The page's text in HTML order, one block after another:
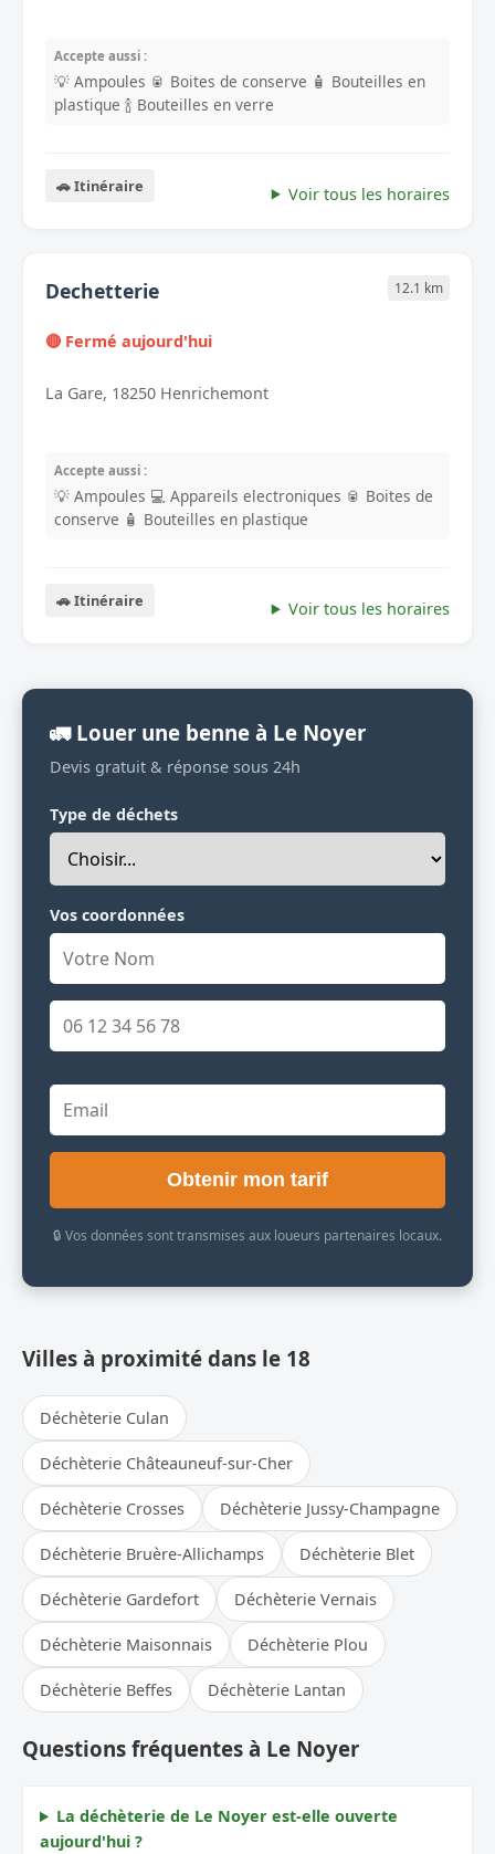
Accepte aussi :
💡 Ampoules 🥫 Boites de conserve 🧴 Bouteilles en
plastique 🍾 Bouteilles en verre
🚗 Itinéraire Voir tous les horaires
Dechetterie 12.1 km
🔴 Fermé aujourd'hui
La Gare, 18250 Henrichemont
Accepte aussi :
💡 Ampoules 💻 Appareils electroniques 🥫 Boites de
conserve 🧴 Bouteilles en plastique
🚗 Itinéraire Voir tous les horaires
🚛 Louer une benne à Le Noyer
Devis gratuit & réponse sous 24h
Type de déchets
Vos coordonnées
Obtenir mon tarif
🔒 Vos données sont transmises aux loueurs partenaires locaux.
Villes à proximité dans le 18
Déchèterie Culan
Déchèterie Châteauneuf-sur-Cher
Déchèterie Crosses Déchèterie Jussy-Champagne
Déchèterie Bruère-Allichamps Déchèterie Blet
Déchèterie Gardefort Déchèterie Vernais
Déchèterie Maisonnais Déchèterie Plou
Déchèterie Beffes Déchèterie Lantan
Questions fréquentes à Le Noyer
La déchèterie de Le Noyer est-elle ouverte
aujourd'hui ?